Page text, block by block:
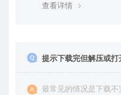
查看详情
提示下载完但解压或打
最常见的情况是下载